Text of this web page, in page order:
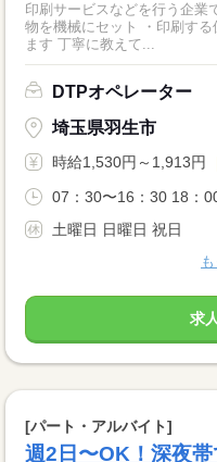
印刷サービスなどを行う企業
物を機械にセット ・印刷す
ます 丁寧に教えて...
DTPオペレーター
埼玉県羽生市
時給1,530円～1,913円
07：30〜16：30 18：
土曜日 日曜日 祝日
求
[パート・アルバイト]
週2日〜OK！深夜